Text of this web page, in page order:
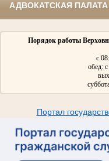
АДВОКАТСКАЯ
Порядок работы
с
обед:
Портал